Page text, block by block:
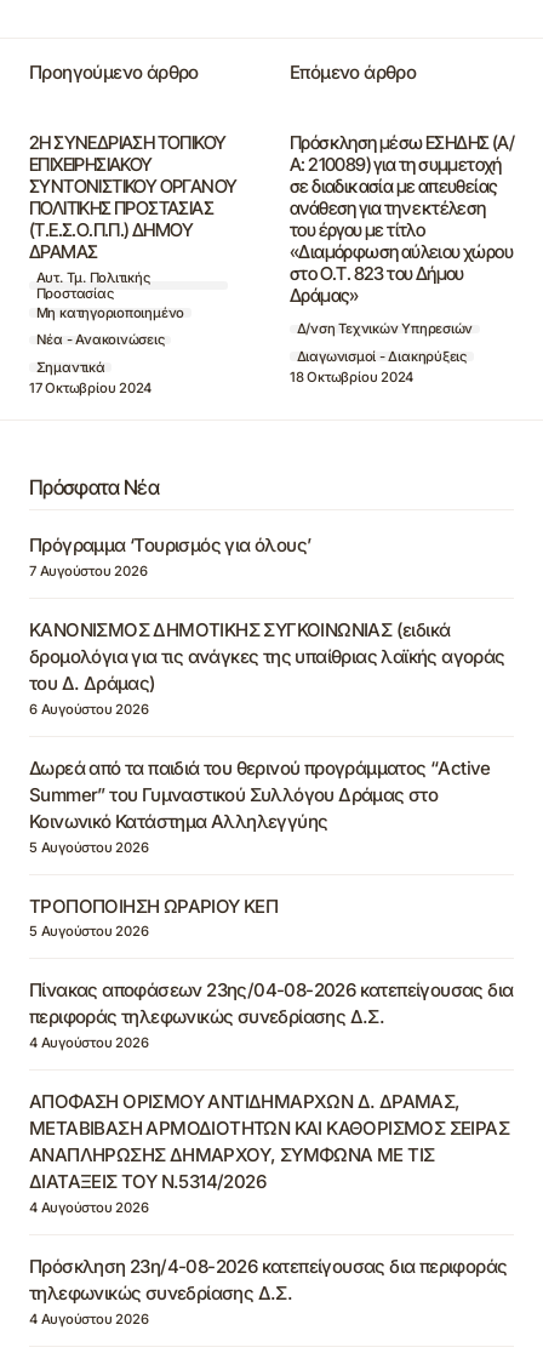
Προηγούμενο άρθρο
2Η ΣΥΝΕΔΡΙΑΣΗ ΤΟΠΙΚΟΥ
ΕΠΙΧΕΙΡΗΣΙΑΚΟΥ
ΣΥΝΤΟΝΙΣΤΙΚΟΥ ΟΡΓΑΝΟΥ
ΠΟΛΙΤΙΚΗΣ ΠΡΟΣΤΑΣΙΑΣ
(Τ.Ε.Σ.Ο.Π.Π.) ΔΗΜΟΥ
ΔΡΑΜΑΣ
Αυτ. Τμ. Πολιτικής
Προστασίας
Μη κατηγοριοποιημένο
Νέα - Ανακοινώσεις
Σημαντικά
17 Οκτωβρίου 2024
Επόμενο άρθρο
Πρόσκληση μέσω ΕΣΗΔΗΣ (Α/
Α: 210089) για τη συμμετοχή
σε διαδικασία με απευθείας
ανάθεση για την εκτέλεση
του έργου με τίτλο
«Διαμόρφωση αύλειου χώρου
στο Ο.Τ. 823 του Δήμου
Δράμας»
Δ/νση Τεχνικών Υπηρεσιών
Διαγωνισμοί - Διακηρύξεις
18 Οκτωβρίου 2024
Πρόσφατα Νέα
Πρόγραμμα ‘Τουρισμός για όλους’
7 Αυγούστου 2026
ΚΑΝΟΝΙΣΜΟΣ ΔΗΜΟΤΙΚΗΣ ΣΥΓΚΟΙΝΩΝΙΑΣ (ειδικά
δρομολόγια για τις ανάγκες της υπαίθριας λαϊκής αγοράς
του Δ. Δράμας)
6 Αυγούστου 2026
Δωρεά από τα παιδιά του θερινού προγράμματος “Active
Summer” του Γυμναστικού Συλλόγου Δράμας στο
Κοινωνικό Κατάστημα Αλληλεγγύης
5 Αυγούστου 2026
ΤΡΟΠΟΠΟΙΗΣΗ ΩΡΑΡΙΟΥ ΚΕΠ
5 Αυγούστου 2026
Πίνακας αποφάσεων 23ης/04-08-2026 κατεπείγουσας δια
περιφοράς τηλεφωνικώς συνεδρίασης Δ.Σ.
4 Αυγούστου 2026
ΑΠΟΦΑΣΗ ΟΡΙΣΜΟΥ ΑΝΤΙΔΗΜΑΡΧΩΝ Δ. ΔΡΑΜΑΣ,
ΜΕΤΑΒΙΒΑΣΗ ΑΡΜΟΔΙΟΤΗΤΩΝ ΚΑΙ ΚΑΘΟΡΙΣΜΟΣ ΣΕΙΡΑΣ
ΑΝΑΠΛΗΡΩΣΗΣ ΔΗΜΑΡΧΟΥ, ΣΥΜΦΩΝΑ ΜΕ ΤΙΣ
ΔΙΑΤΑΞΕΙΣ ΤΟΥ Ν.5314/2026
4 Αυγούστου 2026
Πρόσκληση 23η/4-08-2026 κατεπείγουσας δια περιφοράς
τηλεφωνικώς συνεδρίασης Δ.Σ.
4 Αυγούστου 2026